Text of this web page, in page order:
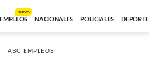
EMPLEOS
NUEVO
NACIONALES POLICIALES
ABC EMPLEOS